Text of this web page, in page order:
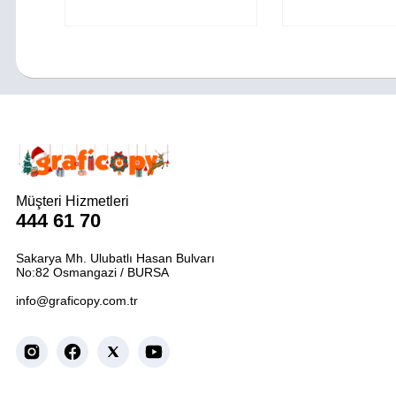
Müşteri Hizmetleri
444 61 70
Sakarya Mh. Ulubatlı Hasan Bulvarı
No:82 Osmangazi / BURSA
info@graficopy.com.tr